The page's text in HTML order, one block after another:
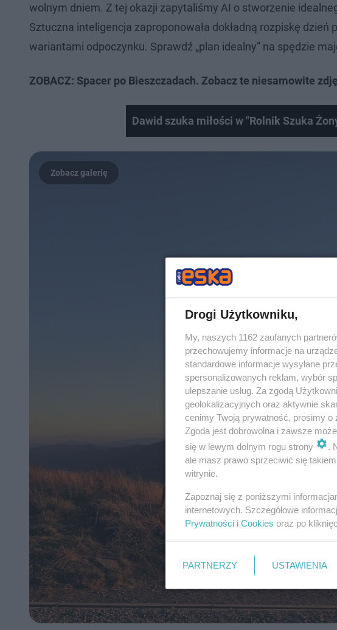
wolnym dniem. Z tej okazji zapytaliśmy AI o stworzenie
Sztuczna inteligencja zaproponowała dokładną rozpiskę
wariantami odpoczynku. Sprawdź „plan idealny” na spędzie
ZOBACZ: Spacer po Bieszczadach. Zobacz te niesamowite
Dawid szuka miłości w "Rolnik Szuka
Drogi Użytkowniku,
My, naszych 1162 zaufanych
przechowujemy informacje na
standardowe informacje wysyłane
spersonalizowanych reklam, wybór
ulepszanie usług. Za zgodą
geolokalizacyjnych oraz aktywnie
cenimy Twoją prywatność, prosimy o
Zgoda jest dobrowolna i zawsze
się w lewym dolnym rogu strony
.
ale masz prawo sprzeciwić się
witrynie.
Zapoznaj się z poniższymi
internetowych. Szczegółowe
Prywatności i Cookies oraz po
PARTNERZY USTAWIENIA